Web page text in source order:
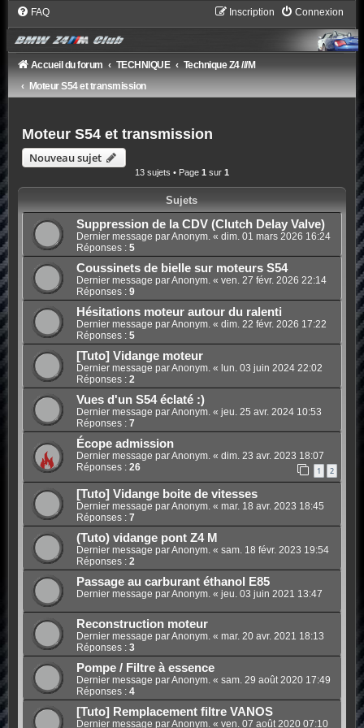
FAQ Connexion
Inscription
Accueil du forum TECHNIQUE
Technique Z4 ///M
Moteur S54 et transmission
Moteur S54 et transmission
Nouveau sujet
13 sujets • Page 1 sur 1
Sujets
Suppression de la CDV (Clutch Delay Valve)
Dernier message par Anonym. « dim. 01 mars 2026 16:24
Réponses : 5
Coussinets de bielle sur moteurs S54
Dernier message par Anonym. « ven. 27 févr. 2026 22:14
Réponses : 9
Hésitations moteur autour du ralenti
Dernier message par Anonym. « dim. 22 févr. 2026 17:22
Réponses : 5
[Tuto] Vidange moteur
Dernier message par Anonym. « lun. 03 juin 2024 22:02
Réponses : 2
Vues d'un S54 éclaté :)
Dernier message par Anonym. « jeu. 25 avr. 2024 10:53
Réponses : 7
Écope admission
Dernier message par Anonym. « dim. 23 avr. 2023 18:07
Réponses : 26 1 2
[Tuto] Vidange boite de vitesses
Dernier message par Anonym. « mar. 18 avr. 2023 18:45
Réponses : 7
(Tuto) vidange pont Z4 M
Dernier message par Anonym. « sam. 18 févr. 2023 19:54
Réponses : 2
Passage au carburant éthanol E85
Dernier message par Anonym. « jeu. 03 juin 2021 13:47
Reconstruction moteur
Dernier message par Anonym. « mar. 20 avr. 2021 18:13
Réponses : 3
Pompe / Filtre à essence
Dernier message par Anonym. « sam. 29 août 2020 17:49
Réponses : 4
[Tuto] Remplacement filtre VANOS
Dernier message par Anonym. « ven. 07 août 2020 07:10